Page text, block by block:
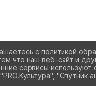
с политикой
что наш веб-сайт и
сервисы используют
"Спутник